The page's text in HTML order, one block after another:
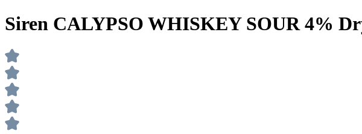
Siren CALYPSO WHISKEY SOUR 4%